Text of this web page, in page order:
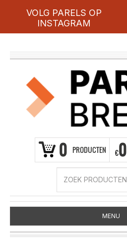
0 PRODUCTEN €0
MENU
VOLG PARELS OP
INSTAGRAM